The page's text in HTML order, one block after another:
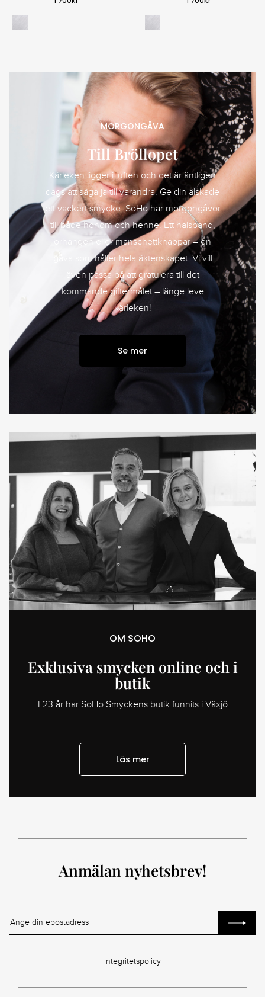
MORGONGÅVA
Till Bröllopet
Kärleken ligger i luften och det är äntligen
dags att säga ja till varandra. Ge din älskade
ett vackert smycke. SoHo har morgongåvor
till både honom och henne. Ett halsband,
örhängen eller manschettknappar – en
gåva som håller hela äktenskapet. Vi vill
även passa på att gratulera till det
kommande giftermålet – länge leve
kärleken!
Se mer
OM SOHO
Exklusiva smycken online och i
butik
I 23 år har SoHo Smyckens butik funnits i Växjö
Läs mer
Anmälan nyhetsbrev!
Integritetspolicy